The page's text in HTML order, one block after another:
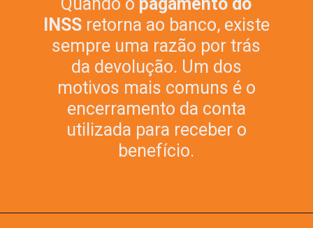
INSSretorna ao banco, existe
sempre uma razão por trás
da devolução. Um dos
motivos mais comuns é o
encerramento da conta
utilizada para receber o
benefício.